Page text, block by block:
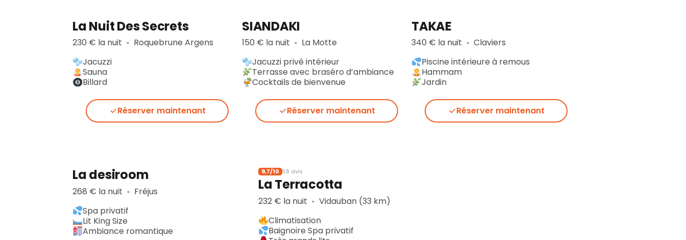
La Nuit Des Secrets
230 € la nuit ▪︎ Roquebrune Argens
Jacuzzi
Sauna
Billard
Réserver maintenant
SIANDAKI
150 € la nuit ▪︎ La Motte
Jacuzzi privé intérieur
Terrasse avec braséro d’ambiance
Cocktails de bienvenue
Réserver maintenant
TAKAE
340 € la nuit ▪︎ Claviers
Piscine intérieure à remous
Hammam
Jardin
Réserver maintenant
La desiroom
268 € la nuit ▪︎ Fréjus
Spa privatif
Lit King Size
Ambiance romantique
9,7/10 58 avis
La Terracotta
232 € la nuit ▪︎ Vidauban (33 km)
Climatisation
Baignoire Spa privatif